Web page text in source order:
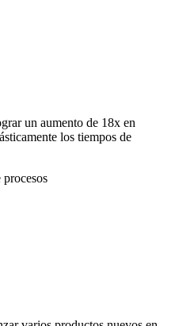
un aumento de 18x en
los tiempos de